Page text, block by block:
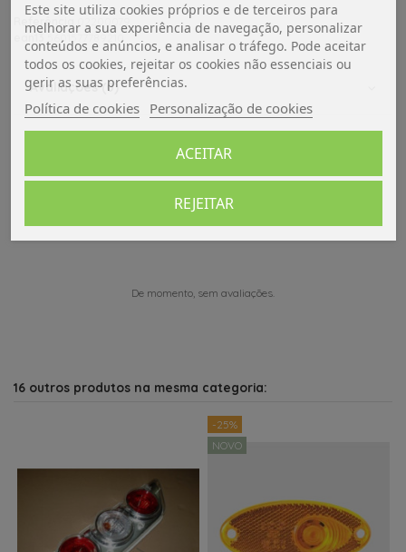
Referência
5601577789210
Avaliações (0)
De momento, sem avaliações.
16 outros produtos na mesma categoria:
-25%
NOVO
Este site utiliza cookies próprios e de terceiros para
melhorar a sua experiência de navegação, personalizar
conteúdos e anúncios, e analisar o tráfego. Pode aceitar
todos os cookies, rejeitar os cookies não essenciais ou
gerir as suas preferências.
Política de cookies Personalização de cookies
REJEITAR
ACEITAR